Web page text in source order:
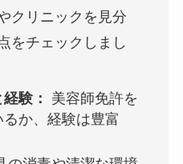
クリニックを見分
をチェックしまし
験：
美容師免許を
か、経験は豊富